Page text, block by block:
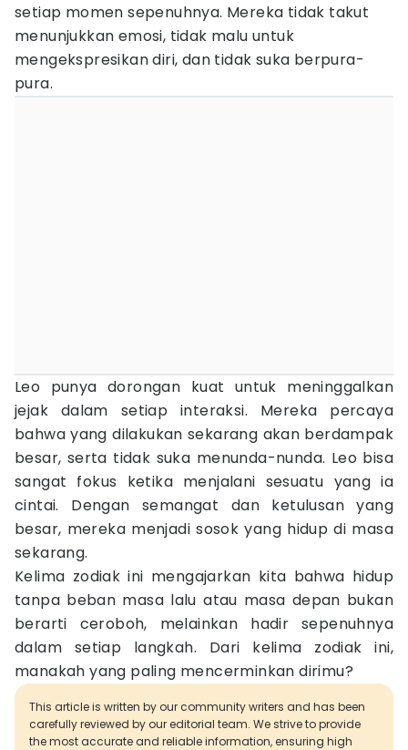
setiap momen sepenuhnya. Mereka tidak takut
menunjukkan emosi, tidak malu untuk
mengekspresikan diri, dan tidak suka berpura-
pura.
Leo punya dorongan kuat untuk meninggalkan
jejak dalam setiap interaksi. Mereka percaya
bahwa yang dilakukan sekarang akan berdampak
besar, serta tidak suka menunda-nunda. Leo bisa
sangat fokus ketika menjalani sesuatu yang ia
cintai. Dengan semangat dan ketulusan yang
besar, mereka menjadi sosok yang hidup di masa
sekarang.
Kelima zodiak ini mengajarkan kita bahwa hidup
tanpa beban masa lalu atau masa depan bukan
berarti ceroboh, melainkan hadir sepenuhnya
dalam setiap langkah. Dari kelima zodiak ini,
manakah yang paling mencerminkan dirimu?
This article is written by our community writers and has been
carefully reviewed by our editorial team. We strive to provide
the most accurate and reliable information, ensuring high